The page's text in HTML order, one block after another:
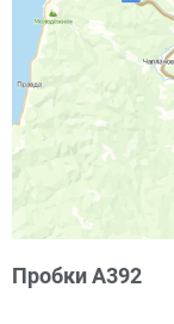
Пробки А392